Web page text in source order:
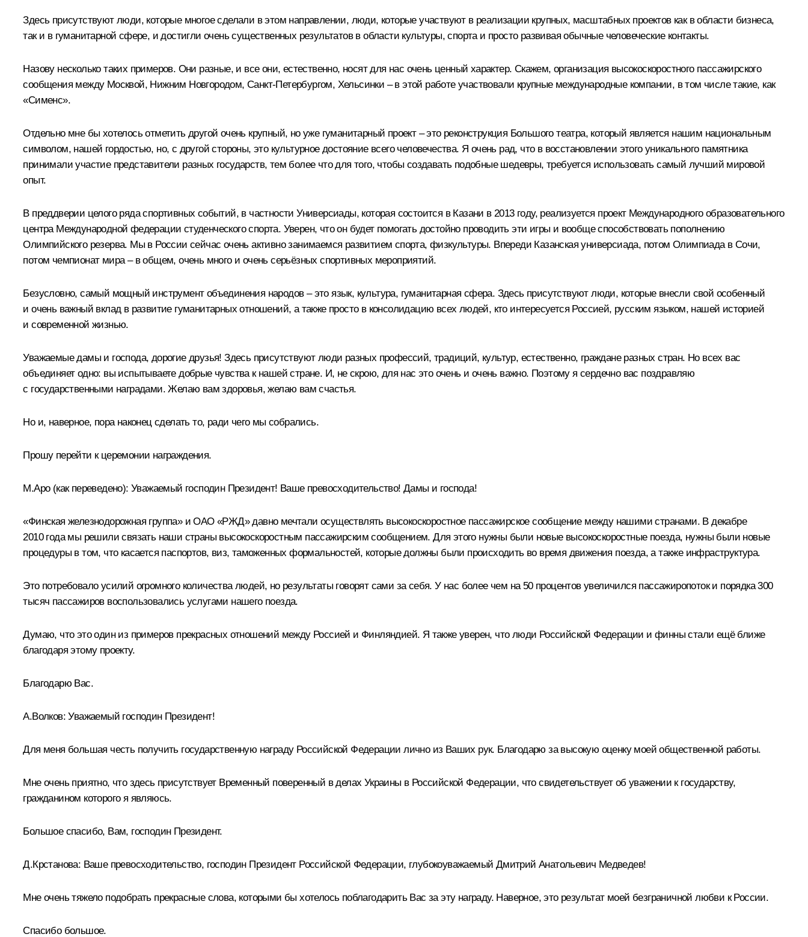
Здесь присутствуют люди, которые многое сделали в этом направлении, люди, которые участвуют в реализации крупных, масштабных проектов как в области бизнеса,
так и в гуманитарной сфере, и достигли очень существенных результатов в области культуры, спорта и просто развивая обычные человеческие контакты.
Назову несколько таких примеров. Они разные, и все они, естественно, носят для нас очень ценный характер. Скажем, организация высокоскоростного пассажирского
сообщения между Москвой, Нижним Новгородом, Санкт-Петербургом, Хельсинки – в этой работе участвовали крупные международные компании, в том числе такие, как
«Сименс».
Отдельно мне бы хотелось отметить другой очень крупный, но уже гуманитарный проект – это реконструкция Большого театра, который является нашим национальным
символом, нашей гордостью, но, с другой стороны, это культурное достояние всего человечества. Я очень рад, что в восстановлении этого уникального памятника
принимали участие представители разных государств, тем более что для того, чтобы создавать подобные шедевры, требуется использовать самый лучший мировой
опыт.
В преддверии целого ряда спортивных событий, в частности Универсиады, которая состоится в Казани в 2013 году, реализуется проект Международного образовательного
центра Международной федерации студенческого спорта. Уверен, что он будет помогать достойно проводить эти игры и вообще способствовать пополнению
Олимпийского резерва. Мы в России сейчас очень активно занимаемся развитием спорта, физкультуры. Впереди Казанская универсиада, потом Олимпиада в Сочи,
потом чемпионат мира – в общем, очень много и очень серьёзных спортивных мероприятий.
Безусловно, самый мощный инструмент объединения народов – это язык, культура, гуманитарная сфера. Здесь присутствуют люди, которые внесли свой особенный
и очень важный вклад в развитие гуманитарных отношений, а также просто в консолидацию всех людей, кто интересуется Россией, русским языком, нашей историей
и современной жизнью.
Уважаемые дамы и господа, дорогие друзья! Здесь присутствуют люди разных профессий, традиций, культур, естественно, граждане разных стран. Но всех вас
объединяет одно: вы испытываете добрые чувства к нашей стране. И, не скрою, для нас это очень и очень важно. Поэтому я сердечно вас поздравляю
с государственными наградами. Желаю вам здоровья, желаю вам счастья.
Но и, наверное, пора наконец сделать то, ради чего мы собрались.
Прошу перейти к церемонии награждения.
М.Аро (как переведено): Уважаемый господин Президент! Ваше превосходительство! Дамы и господа!
«Финская железнодорожная группа» и ОАО «РЖД» давно мечтали осуществлять высокоскоростное пассажирское сообщение между нашими странами. В декабре
2010 года мы решили связать наши страны высокоскоростным пассажирским сообщением. Для этого нужны были новые высокоскоростные поезда, нужны были новые
процедуры в том, что касается паспортов, виз, таможенных формальностей, которые должны были происходить во время движения поезда, а также инфраструктура.
Это потребовало усилий огромного количества людей, но результаты говорят сами за себя. У нас более чем на 50 процентов увеличился пассажиропоток и порядка 300
тысяч пассажиров воспользовались услугами нашего поезда.
Думаю, что это один из примеров прекрасных отношений между Россией и Финляндией. Я также уверен, что люди Российской Федерации и финны стали ещё ближе
благодаря этому проекту.
Благодарю Вас.
А.Волков: Уважаемый господин Президент!
Для меня большая честь получить государственную награду Российской Федерации лично из Ваших рук. Благодарю за высокую оценку моей общественной работы.
Мне очень приятно, что здесь присутствует Временный поверенный в делах Украины в Российской Федерации, что свидетельствует об уважении к государству,
гражданином которого я являюсь.
Большое спасибо, Вам, господин Президент.
Д.Крстанова: Ваше превосходительство, господин Президент Российской Федерации, глубокоуважаемый Дмитрий Анатольевич Медведев!
Мне очень тяжело подобрать прекрасные слова, которыми бы хотелось поблагодарить Вас за эту награду. Наверное, это результат моей безграничной любви к России.
Спасибо большое.